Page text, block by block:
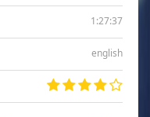
1:27:37
english